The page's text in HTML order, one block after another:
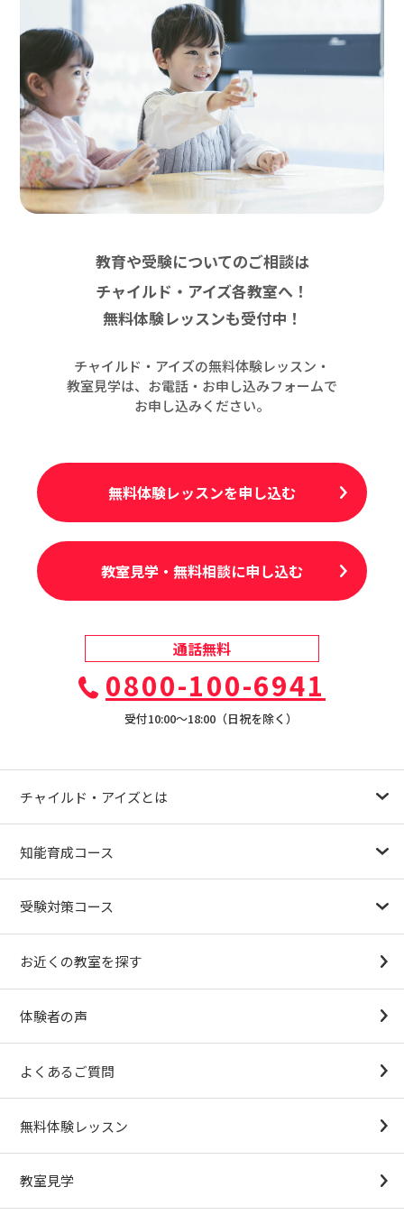
教育や受験についてのご相談は
チャイルド・アイズ各教室へ！
無料体験レッスンも受付中！
チャイルド・アイズの無料体験レッスン・
教室見学は、お電話・お申し込みフォームで
お申し込みください。
無料体験レッスンを申し込む
教室見学・無料相談に申し込む
通話無料
0800-100-6941
受付10:00〜18:00（日祝を除く）
チャイルド・アイズとは
知能育成コース
受験対策コース
（思考力アドバンスコースアストルム）
お近くの教室を探す
体験者の声
よくあるご質問
無料体験レッスン
教室見学